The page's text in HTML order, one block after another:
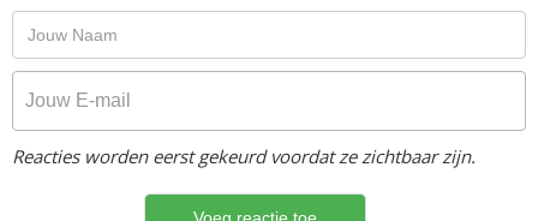
Reacties worden eerst gekeurd voordat ze zichtbaar zijn.